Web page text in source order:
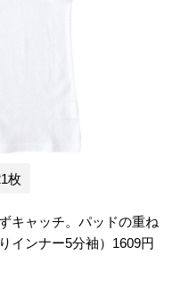
枚
キャッチ。パッドの重ね
インナー5分袖）1609円